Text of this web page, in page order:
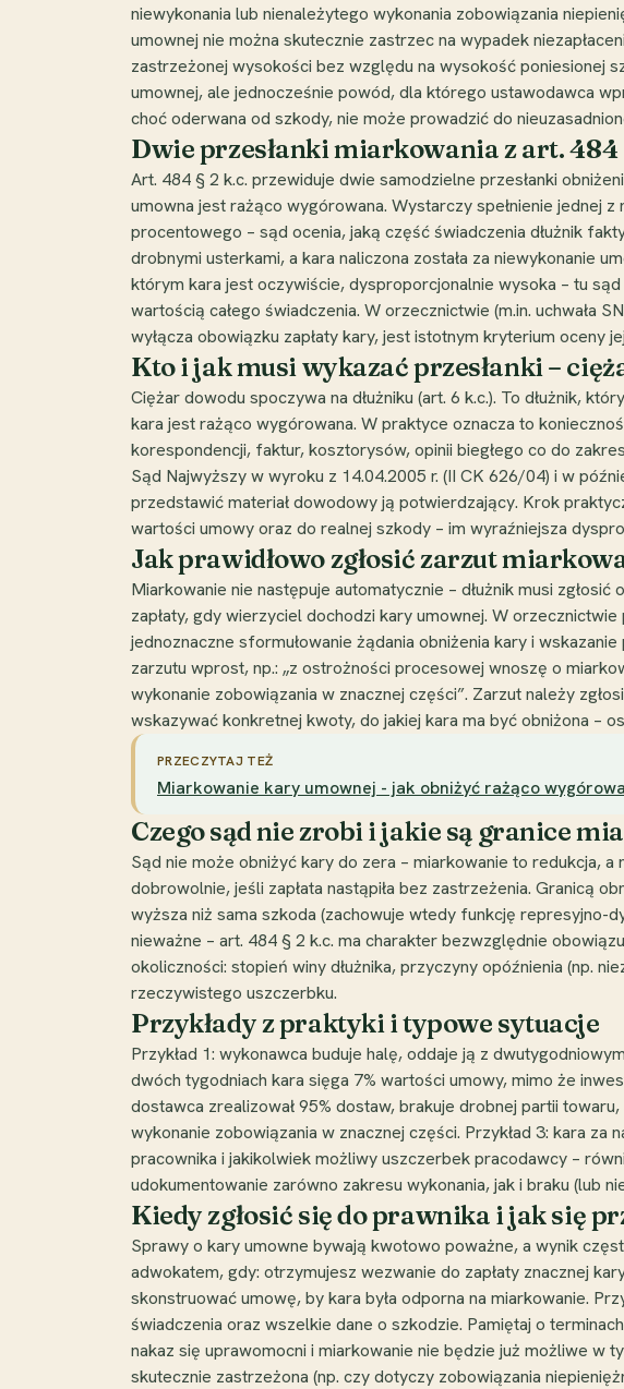
niewykonania lub nienależytego wykonania zobowiązania
umownej nie można skutecznie zastrzec na wypadek
zastrzeżonej wysokości bez względu na wysokość poniesionej
umownej, ale jednocześnie powód, dla którego ustawodawca
choć oderwana od szkody, nie może prowadzić do
Dwie przesłanki miarkowania z art. 484
Art. 484 § 2 k.c. przewiduje dwie samodzielne przesłanki
umowna jest rażąco wygórowana. Wystarczy spełnienie jednej
procentowego – sąd ocenia, jaką część świadczenia dłużnik
drobnymi usterkami, a kara naliczona została za niewykonanie
którym kara jest oczywiście, dysproporcjonalnie wysoka – tu
wartością całego świadczenia. W orzecznictwie (m.in. uchwała
wyłącza obowiązku zapłaty kary, jest istotnym kryterium oceny
Kto i jak musi wykazać przesłanki –
Ciężar dowodu spoczywa na dłużniku (art. 6 k.c.). To dłużnik,
kara jest rażąco wygórowana. W praktyce oznacza to
korespondencji, faktur, kosztorysów, opinii biegłego co do
Sąd Najwyższy w wyroku z 14.04.2005 r. (II CK 626/04) i w
przedstawić materiał dowodowy ją potwierdzający. Krok
wartości umowy oraz do realnej szkody – im wyraźniejsza
Jak prawidłowo zgłosić zarzut
Miarkowanie nie następuje automatycznie – dłużnik musi
zapłaty, gdy wierzyciel dochodzi kary umownej. W
jednoznaczne sformułowanie żądania obniżenia kary i
zarzutu wprost, np.: „z ostrożności procesowej wnoszę o
wykonanie zobowiązania w znacznej części”. Zarzut należy
wskazywać konkretnej kwoty, do jakiej kara ma być obniżona –
PRZECZYTAJ TEŻ
Miarkowanie kary umownej - jak obniżyć rażąco
Czego sąd nie zrobi i jakie są granice
Sąd nie może obniżyć kary do zera – miarkowanie to redukcja,
dobrowolnie, jeśli zapłata nastąpiła bez zastrzeżenia. Granicą
wyższa niż sama szkoda (zachowuje wtedy funkcję represyjno-
nieważne – art. 484 § 2 k.c. ma charakter bezwzględnie
okoliczności: stopień winy dłużnika, przyczyny opóźnienia (np.
rzeczywistego uszczerbku.
Przykłady z praktyki i typowe sytuacje
Przykład 1: wykonawca buduje halę, oddaje ją z
dwóch tygodniach kara sięga 7% wartości umowy, mimo że
dostawca zrealizował 95% dostaw, brakuje drobnej partii
wykonanie zobowiązania w znacznej części. Przykład 3: kara
pracownika i jakikolwiek możliwy uszczerbek pracodawcy –
udokumentowanie zarówno zakresu wykonania, jak i braku (lub
Kiedy zgłosić się do prawnika i jak się
Sprawy o kary umowne bywają kwotowo poważne, a wynik
adwokatem, gdy: otrzymujesz wezwanie do zapłaty znacznej
skonstruować umowę, by kara była odporna na miarkowanie.
świadczenia oraz wszelkie dane o szkodzie. Pamiętaj o
nakaz się uprawomocni i miarkowanie nie będzie już możliwe w
skutecznie zastrzeżona (np. czy dotyczy zobowiązania